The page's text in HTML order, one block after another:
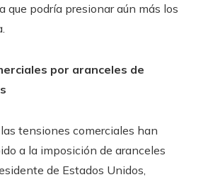
que podría presionar aún más los
por aranceles de
tensiones comerciales han
a la imposición de aranceles
de Estados Unidos,